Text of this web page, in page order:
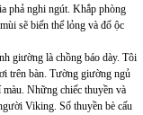
phả nghi ngút. Khắp phòng
sẽ biến thể lỏng và đổ ộc
giường là chồng báo dày. Tôi
trên bàn. Tường giường ngủ
màu. Những chiếc thuyền và
Viking. Số thuyền bè cấu